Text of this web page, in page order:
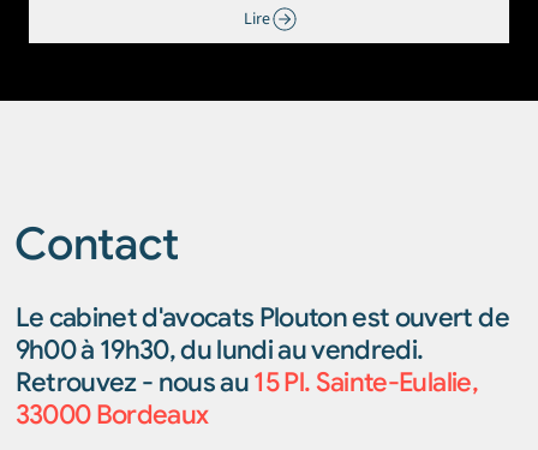
Lire
Le cabinet d'avocats Plouton est ouvert de
9h00 à 19h30, du lundi au vendredi.
Retrouvez - nous au15 Pl. Sainte-Eulalie,
33000 Bordeaux
Contact